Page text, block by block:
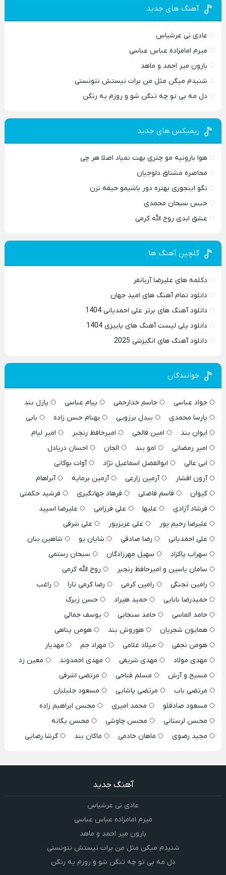
آهنگ های جدید
عادی نی عرشیاس
میرم امامزاده عباس عباسی
بارون میر احمد و ماهد
شنیدم میگن مثل من برات نیستش نتونستی
دل مه بی تو چه تنگن شو و روزم یه رنگن
ریمیکس های جدید
هوا بارونیه مو چتری بهت نمیاد اصلا هر چی
محاصره مشتاق دلوجیان
نگو اینجوری بهتره دور باشیمو حیفه نزن
حبس سبحان محمدی
عشق ابدی روح الله کرمی
گلچین آهنگ ها
دکلمه های علیرضا آریانفر
دانلود تمام آهنگ های امید جهان
دانلود آهنگ های برتر علی احمدیانی 1404
دانلود پلی لیست آهنگ های پاییزی 1404
دانلود آهنگ های انگیزشی 2025
خوانندگان
جواد عباسی جاسم خدارحمی پیام عباسی
پازل بند
پارسا محمدی
بیدل برزویی بهنام حسن زاده
بابی
ایوان بند
امین فالجی امیرحافظ رنجبر
امیر لیام
امیر رمضانی
امو بند الجان
احسان دریادل
ابی عالی
ابوالفضل اسماعیل نژاد
آوات بوکانی
آرون افشار
آرمین زارعی آرمین برمایه
آبراهام
کیوان
قاسم فاضلی فرهاد جهانگیری
فرشید حکمتی
فرشاد آزادی
علیها علی فرزامی
علیرضا اسپید
علیرضا رحیم پور
علی عزیزپور
علی شرفی
علی احمدیانی
رضا صادقی شایان یو
شاهین بنان
سهراب پاکزاد
سهیل مهرزادگان
سبحان رستمی
سامان یاسین و امیرحافظ رنجبر
روح الله کرمی
رامین تجنگی
رامین کرمی رضا کرمی تارا
راغب
حمیدرضا بابایی
حمید هیراد
حسن زیرک
حامد الماسی
حامد سنجابی
یوسف جمالی
همایون شجریان
هوروش بند
هومن پناهی
هومن نجفی
میلاد غلامی مهراد جم
مهدیار
مهدی مولاد
مهدی شریفی مهدی احمدوند
معین زد
مسیح و آرش
مسلم فتاحی
مرتضی اشرفی
مرتضی باب
مرتضی پاشایی
مسعود جلیلیان
مسعود صادقلو
محمد امیری
محسن ابراهیم زاده
محسن لرستانی
محسن چاوشی
محسن یگانه
مجید رضوی
ماهان خادمی ماکان بند گرشا رضایی
آهنگ جدید
عادی نی عرشیاس
میرم امامزاده عباس عباسی
بارون میر احمد و ماهد
شنیدم میگن مثل من برات نیستش نتونستی
دل مه بی تو چه تنگن شو و روزم یه رنگن